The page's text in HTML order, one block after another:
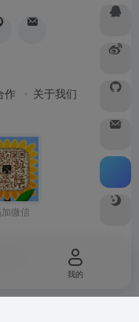
作 关于我们
微信
我的